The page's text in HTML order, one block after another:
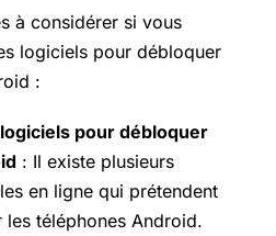
à considérer si vous
logiciels pour débloquer
:
pour débloquer
: Il existe plusieurs
en ligne qui prétendent
téléphones Android.